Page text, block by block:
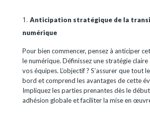
Anticipation stratégique de la
numérique
Pour bien commencer, pensez à anticiper
le numérique. Définissez une stratégie
vos équipes. L’objectif ? S’assurer que tout
bord et comprend les avantages de cette
Impliquez les parties prenantes dès le
adhésion globale et faciliter la mise en